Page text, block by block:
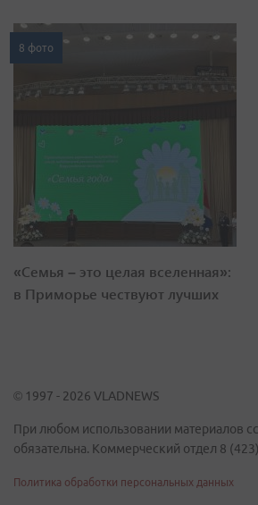
8 фото
«Семья – это целая вселенная»:
в Приморье чествуют лучших
© 1997 - 2026 VLADNEWS
При любом использовании материалов
обязательна. Коммерческий отдел 8
Политика обработки персональных данных